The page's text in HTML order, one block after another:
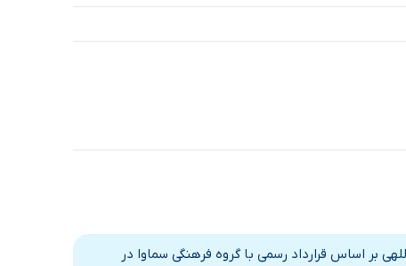
بر اساس قرارداد رسمی با گروه فرهنگی سماوا در